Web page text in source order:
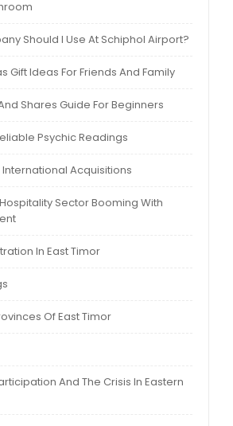
Should I Use At Schiphol Airport?
Gift Ideas For Friends And Family
Shares Guide For Beginners
Psychic Readings
International Acquisitions
Sector Booming With
In East Timor
Of East Timor
And The Crisis In Eastern